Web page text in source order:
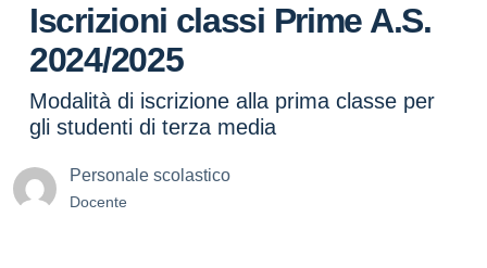
Iscrizioni classi Prime A.S.
2024/2025
Modalità di iscrizione alla prima classe per
gli studenti di terza media
Personale scolastico
Docente